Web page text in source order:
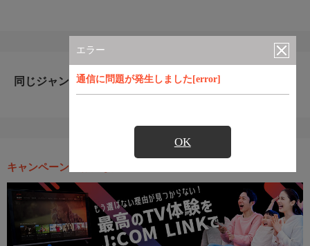
エラー
通信に問題が発生しました[error]
OK
同じジャンルのおすすめ番組
キャンペーン・お得な情報